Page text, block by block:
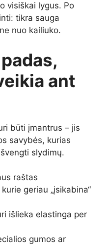
visiškai lygus. Po
tikra sauga
nuo kailiuko.
ant
būti įmantrus – jis
savybės, kurias
slydimų.
raštas
geriau „įsikabina“
išlieka elastinga per
gumos ar